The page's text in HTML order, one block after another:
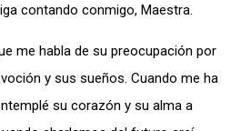
contando conmigo, Maestra.
me habla de su preocupación por
y sus sueños. Cuando me ha
su corazón y su alma a